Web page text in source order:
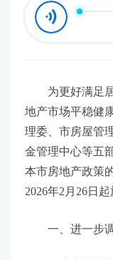
为更好满足居
地产市场平稳健
理委、市房屋管
金管理中心等五
本市房地产政策
2026年2月26日起
一、进一步调